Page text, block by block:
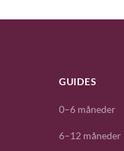
GUIDES
0–6 måneder
6–12 måneder